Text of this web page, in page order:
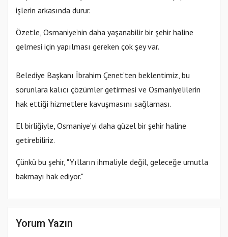
işlerin arkasında durur.
Özetle, Osmaniye’nin daha yaşanabilir bir şehir haline
gelmesi için yapılması gereken çok şey var.
Belediye Başkanı İbrahim Çenet’ten beklentimiz, bu
sorunlara kalıcı çözümler getirmesi ve Osmaniyelilerin
hak ettiği hizmetlere kavuşmasını sağlaması.
El birliğiyle, Osmaniye’yi daha güzel bir şehir haline
getirebiliriz.
Çünkü bu şehir, "Yılların ihmaliyle değil, geleceğe umutla
bakmayı hak ediyor."
Yorum Yazın